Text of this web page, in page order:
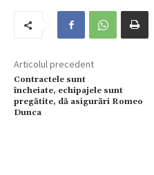
Articolul precedent
Contractele sunt
încheiate, echipajele sunt
pregătite, dă asigurări Romeo
Dunca